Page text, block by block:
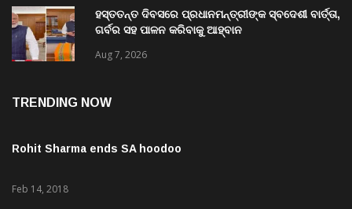
ହସ୍ତତନ୍ତ ଦିବସରେ ପ୍ରଧାନମନ୍ତ୍ରୀଙ୍କ ସ୍ବଦେଶୀ ବାର୍ତ୍ତା,
ଗର୍ବର ସହ ପାଳନ କରିବାକୁ ଆହ୍ବାନ
Aug 7, 2026
TRENDING NOW
Rohit Sharma ends SA hoodoo
Feb 14, 2018